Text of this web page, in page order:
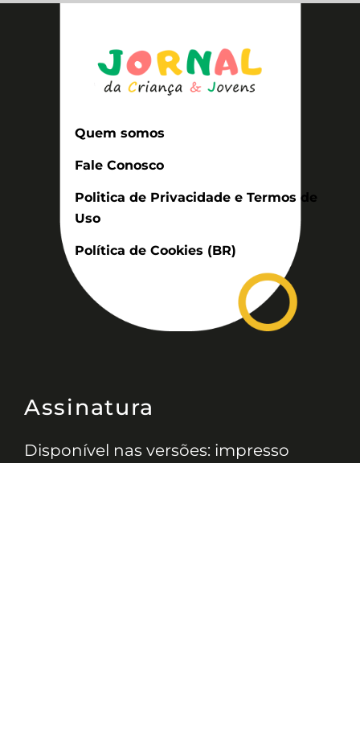
Quem somos
Fale Conosco
Politica de Privacidade e Termos de
Uso
Política de Cookies (BR)
Assinatura
Disponível nas versões: impresso